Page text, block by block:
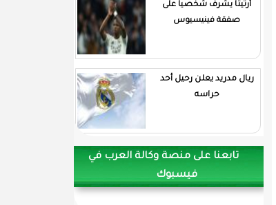
أرتيتا يشرف شخصياً على
صفقة فينيسيوس
ريال مدريد يعلن رحيل أحد
حراسه
تابعنا على منصة وكالة العرب في
فيسبوك